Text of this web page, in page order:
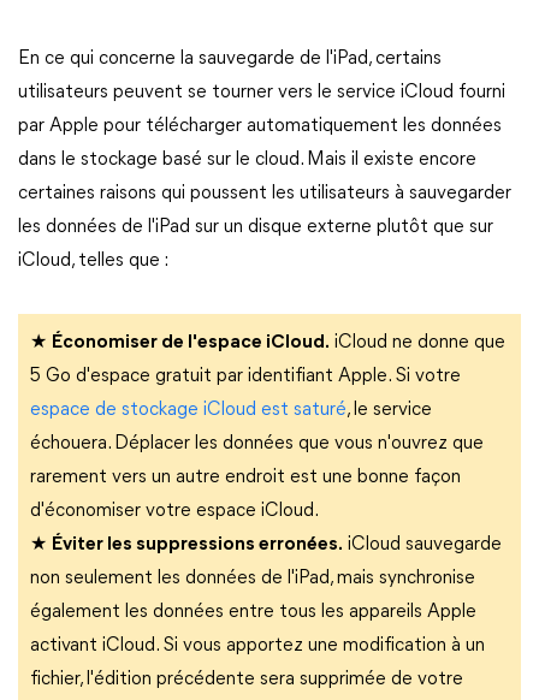
En ce qui concerne la sauvegarde de l'iPad, certains
utilisateurs peuvent se tourner vers le service iCloud fourni
par Apple pour télécharger automatiquement les données
dans le stockage basé sur le cloud. Mais il existe encore
certaines raisons qui poussent les utilisateurs à sauvegarder
les données de l'iPad sur un disque externe plutôt que sur
iCloud, telles que :
★ Économiser de l'espace iCloud. iCloud ne donne que
5 Go d'espace gratuit par identifiant Apple. Si votre
espace de stockage iCloud est saturé, le service
échouera. Déplacer les données que vous n'ouvrez que
rarement vers un autre endroit est une bonne façon
d'économiser votre espace iCloud.
★ Éviter les suppressions erronées. iCloud sauvegarde
non seulement les données de l'iPad, mais synchronise
également les données entre tous les appareils Apple
activant iCloud. Si vous apportez une modification à un
fichier, l'édition précédente sera supprimée de votre